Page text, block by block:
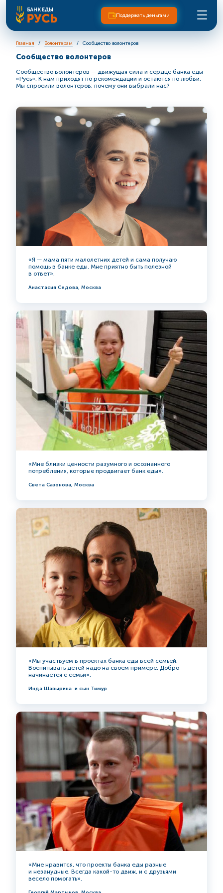
Поддержать деньгами
Главная Волонтерам Сообщество волонтеров
Сообщество волонтеров
Сообщество волонтеров — движущая сила и сердце банка еды
«Русь». К нам приходят по рекомендации и остаются по любви.
Мы спросили волонтеров: почему они выбрали нас?
«Я — мама пяти малолетних детей и сама получаю
помощь в банке еды. Мне приятно быть полезной
в ответ».
Анастасия Седова, Москва
«Мне близки ценности разумного и осознанного
потребления, которые продвигает банк еды».
Света Сазонова, Москва
«Мы участвуем в проектах банка еды всей семьей.
Воспитывать детей надо на своем примере. Добро
начинается с семьи».
Инда Шавырина и сын Тимур
«Мне нравится, что проекты банка еды разные
и незанудные. Всегда какой-то движ, и с друзьями
весело помогать».